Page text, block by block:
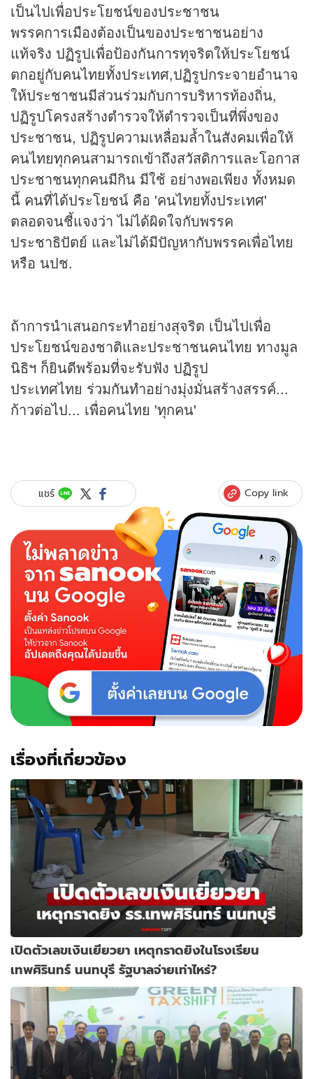
เป็นไปเพื่อประโยชน์ของประชาชน
พรรคการเมืองต้องเป็นของประชาชนอย่าง
แท้จริง ปฏิรูปเพื่อป้องกันการทุจริตให้ประโยชน์
ตกอยู่กับคนไทยทั้งประเทศ,ปฏิรูปกระจายอำนาจ
ให้ประชาชนมีส่วนร่วมกับการบริหารท้องถิ่น,
ปฏิรูปโครงสร้างตำรวจให้ตำรวจเป็นที่พึ่งของ
ประชาชน, ปฏิรูปความเหลื่อมลํ้าในสังคมเพื่อให้
คนไทยทุกคนสามารถเข้าถึงสวัสดิการและโอกาส
ประชาชนทุกคนมีกิน มีใช้ อย่างพอเพียง ทั้งหมด
นี้ คนที่ได้ประโยชน์ คือ 'คนไทยทั้งประเทศ'
ตลอดจนชี้แจงว่า ไม่ได้ผิดใจกับพรรค
ประชาธิปัตย์ และไม่ได้มีปัญหากับพรรคเพื่อไทย
หรือ นปช.
ถ้าการนำเสนอกระทำอย่างสุจริต เป็นไปเพื่อ
ประโยชน์ของชาติและประชาชนคนไทย ทางมูล
นิธิฯ ก็ยินดีพร้อมที่จะรับฟัง ปฏิรูป
ประเทศไทย ร่วมกันทำอย่างมุ่งมั่นสร้างสรรค์...
ก้าวต่อไป... เพื่อคนไทย 'ทุกคน'
แชร์ Copy link
เรื่องที่เกี่ยวข้อง
เปิดตัวเลขเงินเยียวยา เหตุกราดยิงในโรงเรียน
เทพศิรินทร์ นนทบุรี รัฐบาลจ่ายเท่าไหร่?